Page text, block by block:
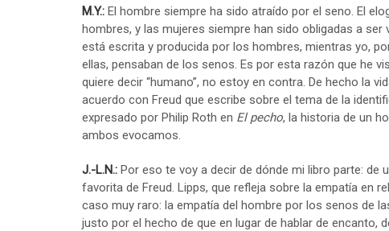
M.Y.: El hombre siempre ha sido atraído por el seno. El
hombres, y las mujeres siempre han sido obligadas a
está escrita y producida por los hombres, mientras yo,
ellas, pensaban de los senos. Es por esta razón que he
quiere decir “humano”, no estoy en contra. De hecho la
acuerdo con Freud que escribe sobre el tema de la
expresado por Philip Roth en El pecho, la historia de un
ambos evocamos.
J.-L.N.: Por eso te voy a decir de dónde mi libro parte: de
favorita de Freud. Lipps, que refleja sobre la empatía en
caso muy raro: la empatía del hombre por los senos de
justo por el hecho de que en lugar de hablar de encanto,